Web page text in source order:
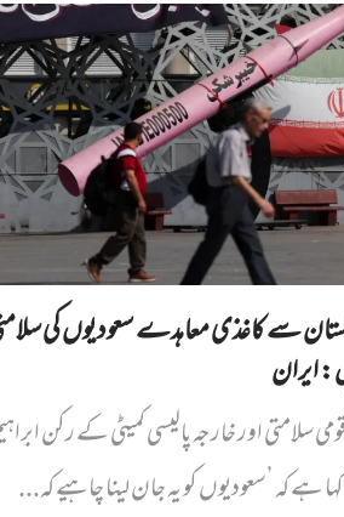
سے کاغذی معاہدے سعودیوں کی
ایران
سلامتی اور خارجہ پالیسی کمیٹی کے رکن
ہے کہ ’سعودیوں کو یہ جان لینا چاہیے کہ...